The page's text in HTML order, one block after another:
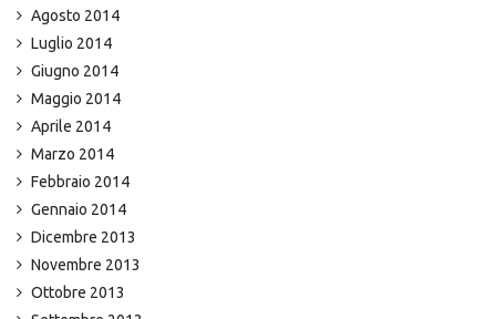
Agosto 2014
Luglio 2014
Giugno 2014
Maggio 2014
Aprile 2014
Marzo 2014
Febbraio 2014
Gennaio 2014
Dicembre 2013
Novembre 2013
Ottobre 2013